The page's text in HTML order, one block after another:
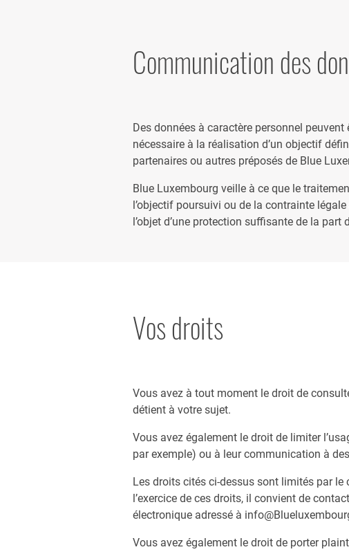
Communication des
Des données à caractère personnel
nécessaire à la réalisation d’un objectif
partenaires ou autres préposés de Blue
Blue Luxembourg veille à ce que le
l’objectif poursuivi ou de la contrainte
l’objet d’une protection suffisante de la
Vos droits
Vous avez à tout moment le droit de
détient à votre sujet.
Vous avez également le droit de limiter
par exemple) ou à leur communication à
Les droits cités ci-dessus sont limités par
l’exercice de ces droits, il convient de
électronique adressé à
Vous avez également le droit de porter